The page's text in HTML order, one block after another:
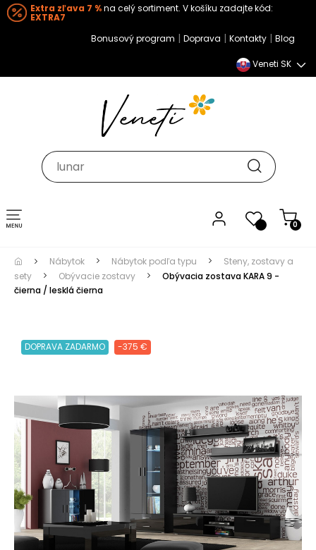
Extra zľava 7 %na celý sortiment. V košíku zadajte kód:
EXTRA7
Bonusový program | Doprava | Kontakty | Blog
Veneti SK
0
Toggle navigation
Nábytok Nábytok podľa typu
Steny, zostavy a
sety
Obývacie zostavy
Obývacia zostava KARA 9 -
čierna / lesklá čierna
DOPRAVA ZADARMO -375 €